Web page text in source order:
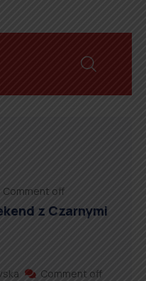
Comment off
z Czarnymi
Comment off